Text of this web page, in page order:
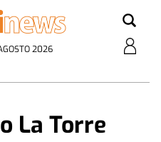
2026
La Torre